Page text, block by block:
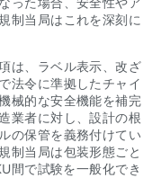
制当局はこれを深刻に
は、ラベル表示、改ざ
法令に準拠したチャイ
械的な安全機能を補完
業者に対し、設計の根
の保管を義務付けてい
制当局は包装形態ごと
間で試験を一般化でき